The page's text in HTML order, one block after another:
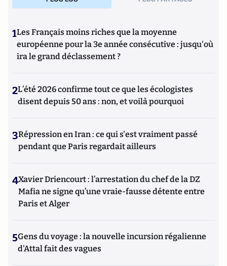
1Les Français moins riches que la moyenne
européenne pour la 3e année consécutive : jusqu'où
ira le grand déclassement ?
2L’été 2026 confirme tout ce que les écologistes
disent depuis 50 ans : non, et voilà pourquoi
3Répression en Iran : ce qui s'est vraiment passé
pendant que Paris regardait ailleurs
4Xavier Driencourt : l’arrestation du chef de la DZ
Mafia ne signe qu’une vraie-fausse détente entre
Paris et Alger
5Gens du voyage : la nouvelle incursion régalienne
d'Attal fait des vagues